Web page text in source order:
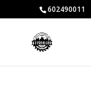
602490011